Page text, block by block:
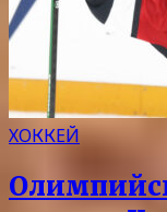
ХОККЕЙ